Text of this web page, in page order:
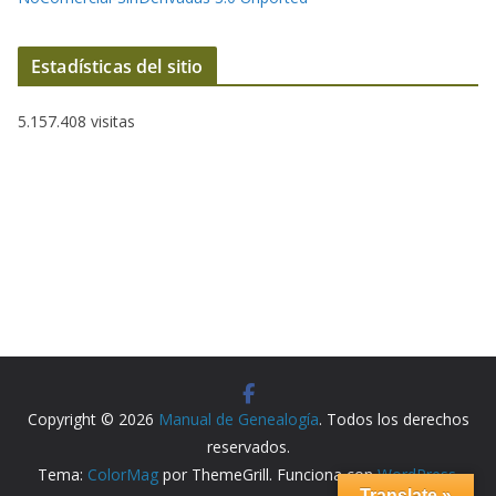
Estadísticas del sitio
5.157.408 visitas
Copyright © 2026 Manual de Genealogía. Todos los derechos
reservados.
Tema: ColorMagpor ThemeGrill. Funciona conWordPress.